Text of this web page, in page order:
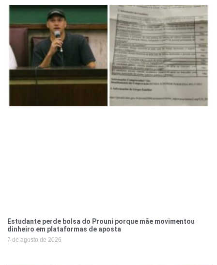
Estudante perde bolsa do Prouni porque mãe movimentou
dinheiro em plataformas de aposta
7 de agosto de 2026